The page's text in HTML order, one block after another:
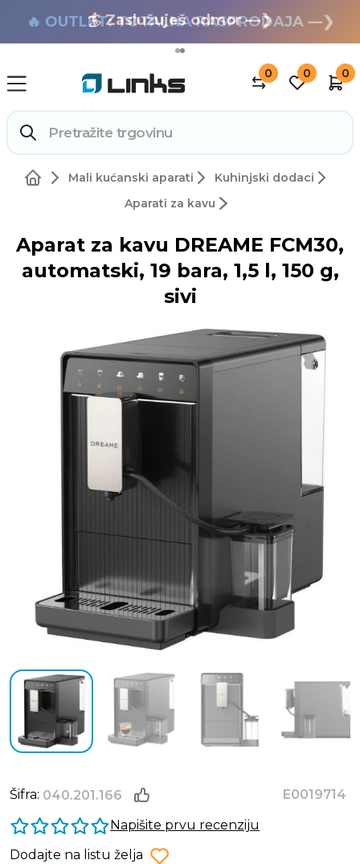
🏄 Zaslužuješ odmor —❯
🔥 OUTLET: TOTALNA RASPRODAJA —❯
0 0 0
Mali kućanski aparati
Kuhinjski dodaci
Aparati za kavu
Aparat za kavu DREAME FCM30,
automatski, 19 bara, 1,5 l, 150 g,
sivi
Šifra: 040.201.166
E0019714
Napišite prvu recenziju
Dodajte na listu želja